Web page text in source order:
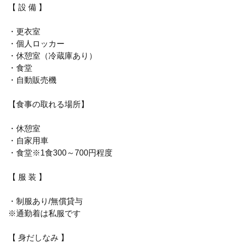
【 設 備 】
・更衣室
・個人ロッカー
・休憩室（冷蔵庫あり）
・食堂
・自動販売機
【食事の取れる場所】
・休憩室
・自家用車
・食堂※1食300～700円程度
【 服 装 】
・制服あり/無償貸与
※通勤着は私服です
【 身だしなみ 】